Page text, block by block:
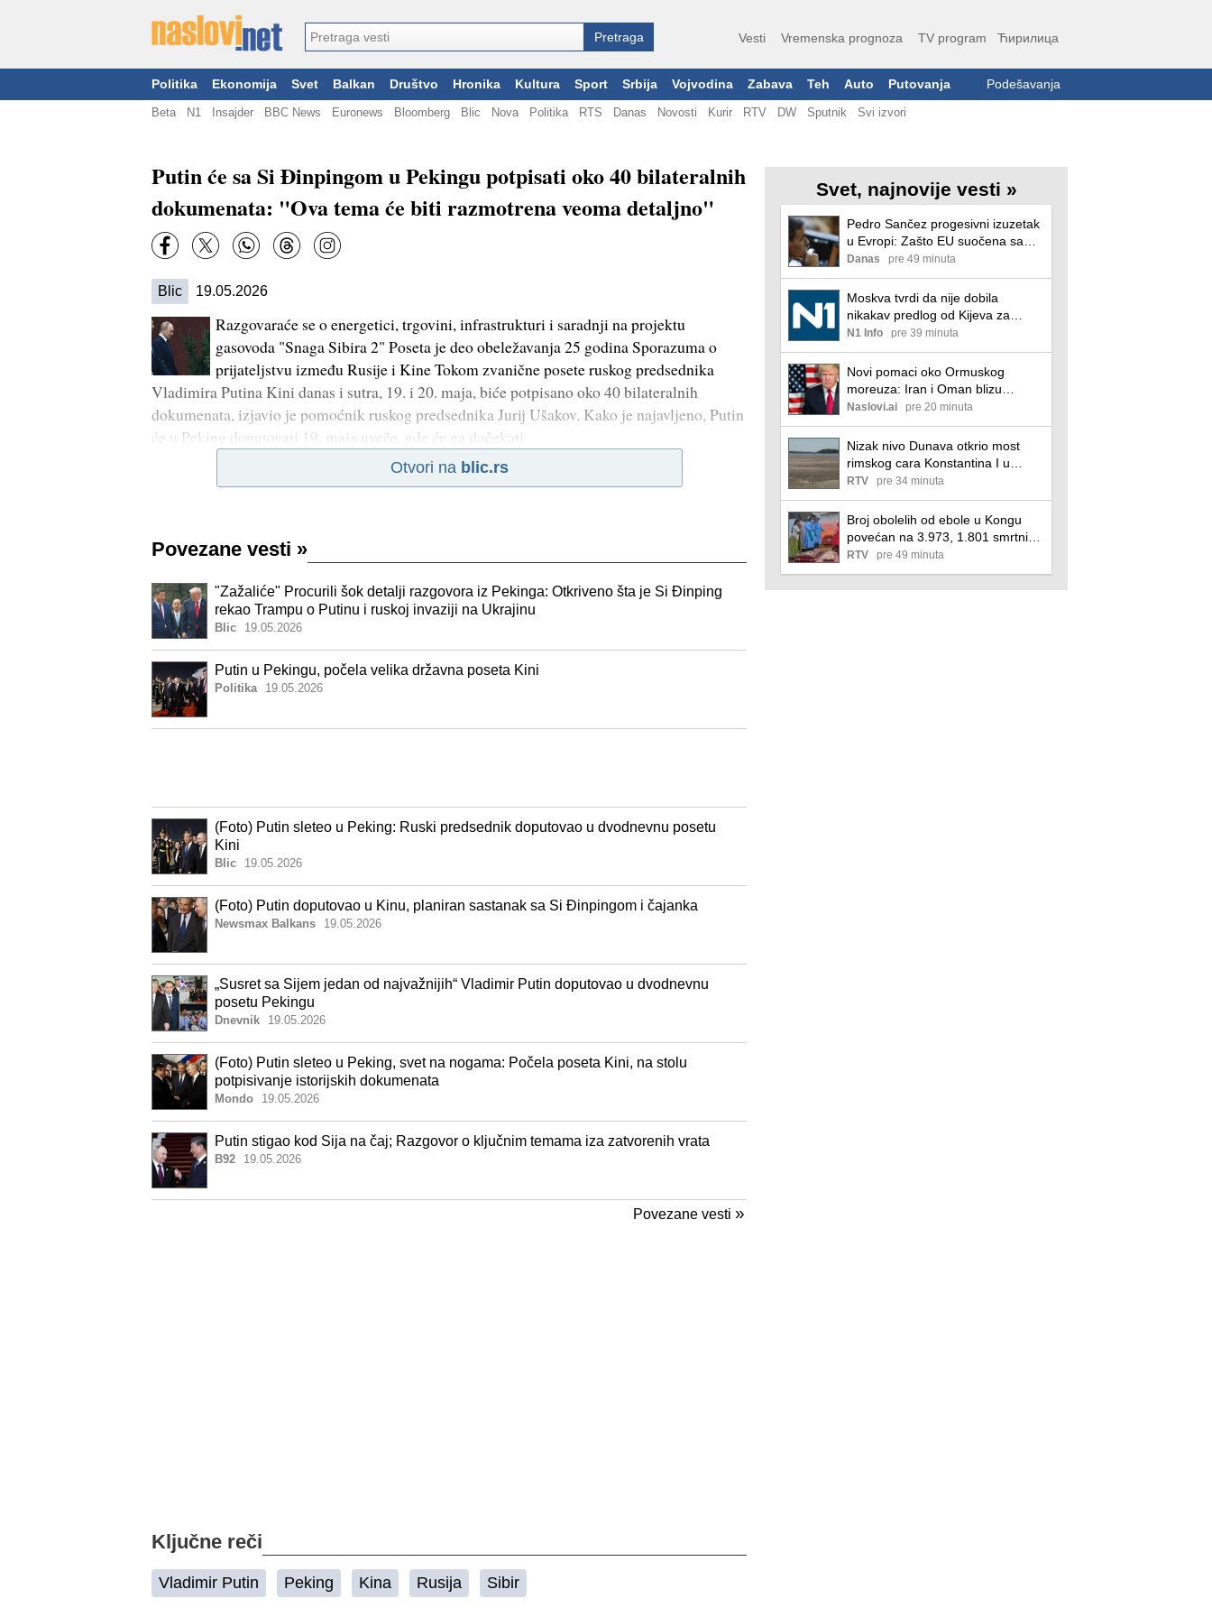
Vesti Vremenska prognoza TV program Ћирилица
Politika Ekonomija Svet Balkan Društvo Hronika Kultura Sport Srbija Vojvodina Zabava Teh Auto Putovanja Podešavanja
Beta N1 Insajder BBC News Euronews Bloomberg Blic Nova Politika RTS Danas Novosti Kurir RTV DW Sputnik Svi izvori
Putin će sa Si Đinpingom u Pekingu potpisati oko 40 bilateralnih
dokumenata: "Ova tema će biti razmotrena veoma detaljno"
Blic 19.05.2026
Razgovaraće se o energetici, trgovini, infrastrukturi i saradnji na projektu
gasovoda "Snaga Sibira 2" Poseta je deo obeležavanja 25 godina Sporazuma o
prijateljstvu između Rusije i Kine Tokom zvanične posete ruskog predsednika
Vladimira Putina Kini danas i sutra, 19. i 20. maja, biće potpisano oko 40 bilateralnih
dokumenata, izjavio je pomoćnik ruskog predsednika Jurij Ušakov. Kako je najavljeno, Putin
će u Peking doputovati 19. maja uveče, gde će ga dočekati
Otvori na blic.rs
Povezane vesti »
"Zažaliće" Procurili šok detalji razgovora iz Pekinga: Otkriveno šta je Si Đinping
rekao Trampu o Putinu i ruskoj invaziji na Ukrajinu
Blic 19.05.2026
Putin u Pekingu, počela velika državna poseta Kini
Politika 19.05.2026
(Foto) Putin sleteo u Peking: Ruski predsednik doputovao u dvodnevnu posetu
Kini
Blic 19.05.2026
(Foto) Putin doputovao u Kinu, planiran sastanak sa Si Đinpingom i čajanka
Newsmax Balkans 19.05.2026
„Susret sa Sijem jedan od najvažnijih“ Vladimir Putin doputovao u dvodnevnu
posetu Pekingu
Dnevnik 19.05.2026
(Foto) Putin sleteo u Peking, svet na nogama: Počela poseta Kini, na stolu
potpisivanje istorijskih dokumenata
Mondo 19.05.2026
Putin stigao kod Sija na čaj; Razgovor o ključnim temama iza zatvorenih vrata
B92 19.05.2026
Povezane vesti »
Ključne reči
Vladimir Putin Peking Kina Rusija Sibir
Svet, najnovije vesti »
Pedro Sančez progesivni izuzetak
u Evropi: Zašto EU suočena sa
hibridnim napadom na Španiju nije
bila u stanju da koordinira
zajednički odgovor?
Danas pre 49 minuta
Moskva tvrdi da nije dobila
nikakav predlog od Kijeva za
nastavak dijaloga
N1 Info pre 39 minuta
Novi pomaci oko Ormuskog
moreuza: Iran i Oman blizu
privremenog sporazuma
Naslovi.ai pre 20 minuta
Nizak nivo Dunava otkrio most
rimskog cara Konstantina I u
Bugarskoj
RTV pre 34 minuta
Broj obolelih od ebole u Kongu
povećan na 3.973, 1.801 smrtni
slučaj
RTV pre 49 minuta